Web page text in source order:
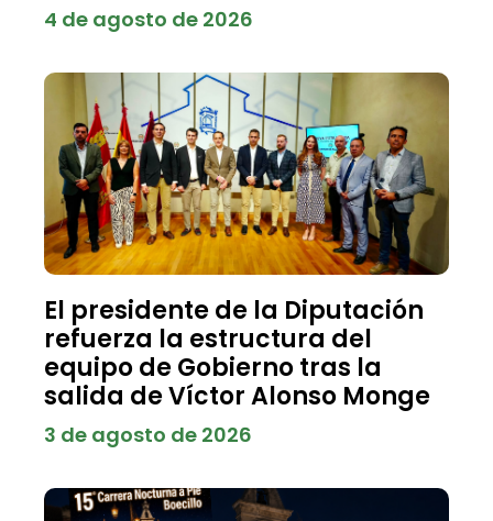
4 de agosto de 2026
El presidente de la Diputación
refuerza la estructura del
equipo de Gobierno tras la
salida de Víctor Alonso Monge
3 de agosto de 2026